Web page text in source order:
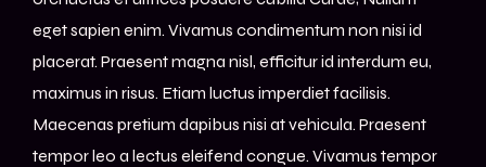
eget sapien enim. Vivamus condimentum non nisi id
placerat. Praesent magna nisl, efficitur id interdum eu,
maximus in risus. Etiam luctus imperdiet facilisis.
Maecenas pretium dapibus nisi at vehicula. Praesent
tempor leo a lectus eleifend congue. Vivamus tempor